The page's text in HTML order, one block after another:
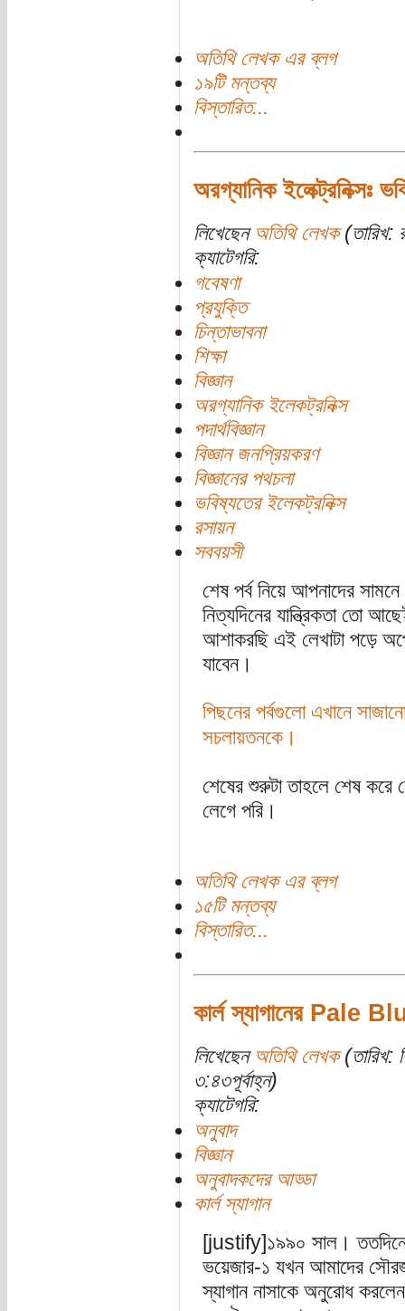
অতিথি লেখক এর ব্লগ
১৯টি মন্তব্য
বিস্তারিত...
অরগ্যানিক ইলেক্ট্রনিক্সঃ
লিখেছেন অতিথি লেখক(তারিখ:
ক্যাটেগরি:
গবেষণা
প্রযুক্তি
চিন্তাভাবনা
শিক্ষা
বিজ্ঞান
অরগ্যানিক ইলেকট্রনিক্স
পদার্থবিজ্ঞান
বিজ্ঞান জনপ্রিয়করণ
বিজ্ঞানের পথচলা
ভবিষ্যতের ইলেকট্রনিক্স
রসায়ন
সববয়সী
শেষ পর্ব নিয়ে আপনাদের
নিত্যদিনের যান্ত্রিকতা তো
আশাকরছি এই লেখাটা পড়ে
যাবেন।
পিছনের পর্বগুলো এখানে
সচলায়তনকে।
শেষের শুরুটা তাহলে শেষ করে
লেগে পরি।
অতিথি লেখক এর ব্লগ
১৫টি মন্তব্য
বিস্তারিত...
কার্ল স্যাগানের Pale
লিখেছেন অতিথি লেখক(তারিখ:
৩:৪৩পূর্বাহ্ন)
ক্যাটেগরি:
অনুবাদ
বিজ্ঞান
অনুবাদকদের আড্ডা
কার্ল স্যাগান
[justify]১৯৯০ সাল। ততদিনে
ভয়েজার-১ যখন আমাদের
স্যাগান নাসাকে অনুরোধ